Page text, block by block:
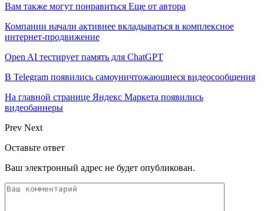
Вам также могут понравиться Еще от автора
Компании начали активнее вкладываться в комплексное
интернет-продвижение
Open AI тестирует память для ChatGPT
В Telegram появились самоуничтожающиеся видеосообщения
На главной странице Яндекс Маркета появились
видеобаннеры
Prev Next
Оставьте ответ
Ваш электронный адрес не будет опубликован.